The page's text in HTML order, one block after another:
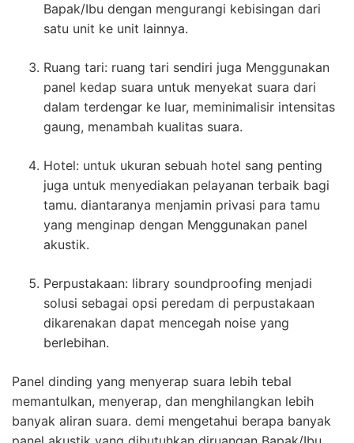
Bapak/Ibu dengan mengurangi kebisingan dari
satu unit ke unit lainnya.
Ruang tari: ruang tari sendiri juga Menggunakan
panel kedap suara untuk menyekat suara dari
dalam terdengar ke luar, meminimalisir intensitas
gaung, menambah kualitas suara.
Hotel: untuk ukuran sebuah hotel sang penting
juga untuk menyediakan pelayanan terbaik bagi
tamu. diantaranya menjamin privasi para tamu
yang menginap dengan Menggunakan panel
akustik.
Perpustakaan: library soundproofing menjadi
solusi sebagai opsi peredam di perpustakaan
dikarenakan dapat mencegah noise yang
berlebihan.
Panel dinding yang menyerap suara lebih tebal
memantulkan, menyerap, dan menghilangkan lebih
banyak aliran suara. demi mengetahui berapa banyak